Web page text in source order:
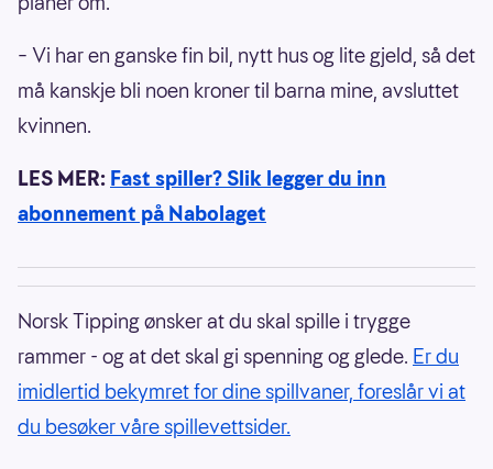
– Vi har en ganske fin bil, nytt hus og lite gjeld, så det
må kanskje bli noen kroner til barna mine, avsluttet
kvinnen.
LES MER: Fast spiller? Slik legger du inn
abonnement på Nabolaget
Norsk Tipping ønsker at du skal spille i trygge
rammer - og at det skal gi spenning og glede. Er du
imidlertid bekymret for dine spillvaner, foreslår vi at
du besøker våre spillevettsider.